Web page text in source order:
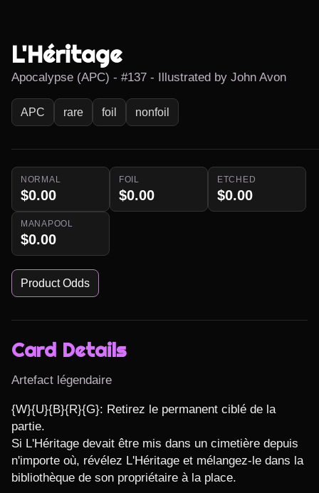
L'Héritage
Apocalypse (APC) - #137 - Illustrated by John Avon
APC rare foil nonfoil
NORMAL
$0.00
FOIL
$0.00
ETCHED
$0.00
MANAPOOL
$0.00
Product Odds
Card Details
Artefact légendaire
{W}{U}{B}{R}{G}: Retirez le permanent ciblé de la
partie.
Si L'Héritage devait être mis dans un cimetière depuis
n'importe où, révélez L'Héritage et mélangez-le dans la
bibliothèque de son propriétaire à la place.